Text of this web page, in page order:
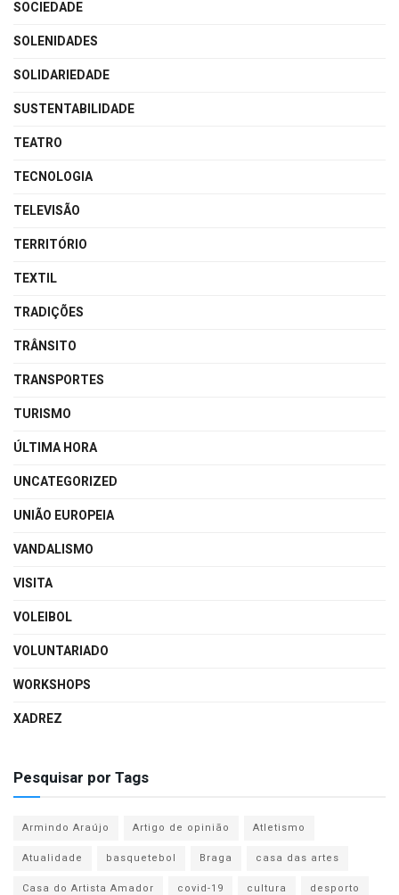
SOCIEDADE
SOLENIDADES
SOLIDARIEDADE
SUSTENTABILIDADE
TEATRO
TECNOLOGIA
TELEVISÃO
TERRITÓRIO
TEXTIL
TRADIÇÕES
TRÂNSITO
TRANSPORTES
TURISMO
ÚLTIMA HORA
UNCATEGORIZED
UNIÃO EUROPEIA
VANDALISMO
VISITA
VOLEIBOL
VOLUNTARIADO
WORKSHOPS
XADREZ
Pesquisar por Tags
Armindo Araújo Artigo de opinião
Atletismo
Atualidade
basquetebol Braga
casa das artes
Casa do Artista Amador
covid-19 cultura
desporto